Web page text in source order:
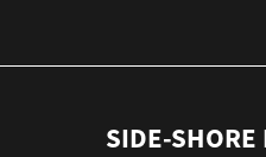
SIDE-SHORE